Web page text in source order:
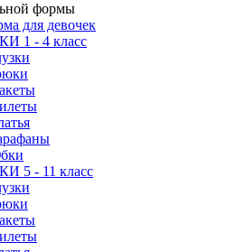
формы
для девочек
1 - 4 класс
5 - 11 класс